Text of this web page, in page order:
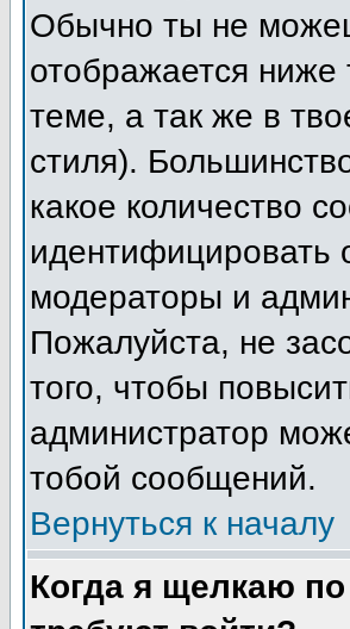
Обычно ты не
отображается
теме, а так же в
стиля).
какое количество
идентифицировать
модераторы и
Пожалуйста, не
того, чтобы
администратор
тобой сообщений.
Вернуться к началу
Когда я щелкаю